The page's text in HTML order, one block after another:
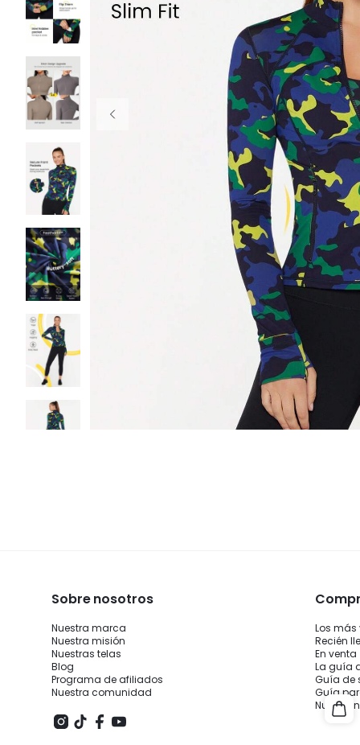
Sobre nosotros
Nuestra marca
Nuestra misión
Nuestras telas
Blog
Programa de afiliados
Nuestra comunidad
Los
Recién
En venta
La guía
Guía de
Guía
Nuevo